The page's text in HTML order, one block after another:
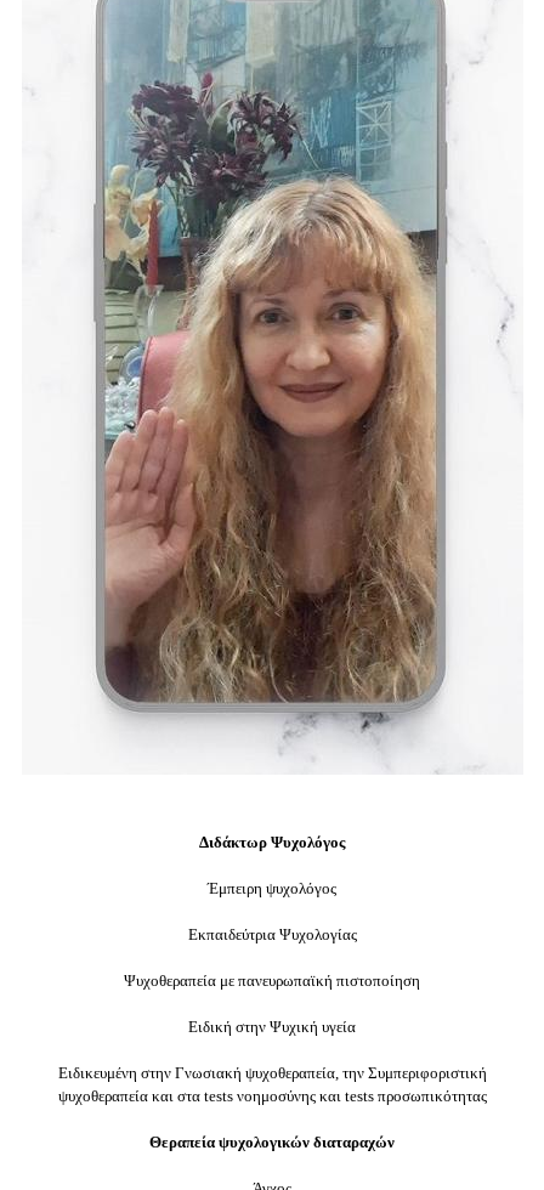
Διδάκτωρ Ψυχολόγος
Έμπειρη ψυχολόγος
Εκπαιδεύτρια Ψυχολογίας
Ψυχοθεραπεία με πανευρωπαϊκή πιστοποίηση
Ειδική στην Ψυχική υγεία
Ειδικευμένη στην Γνωσιακή ψυχοθεραπεία, την Συμπεριφοριστική
ψυχοθεραπεία και στα tests νοημοσύνης και tests προσωπικότητας
Θεραπεία ψυχολογικών διαταραχών